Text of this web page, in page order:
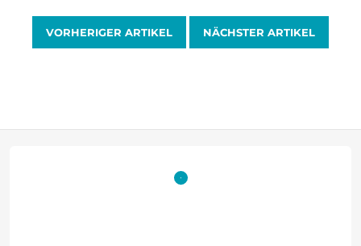
VORHERIGER ARTIKEL NÄCHSTER ARTIKEL